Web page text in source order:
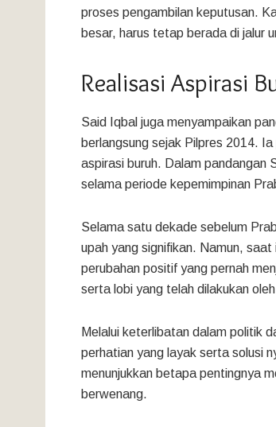
proses pengambilan keputusan.
besar, harus tetap berada di jalur
Realisasi Aspirasi
Said Iqbal juga menyampaikan
berlangsung sejak Pilpres 2014.
aspirasi buruh. Dalam pandangan
selama periode kepemimpinan
Selama satu dekade sebelum
upah yang signifikan. Namun,
perubahan positif yang pernah
serta lobi yang telah dilakukan
Melalui keterlibatan dalam politik
perhatian yang layak serta solusi
menunjukkan betapa pentingnya
berwenang.